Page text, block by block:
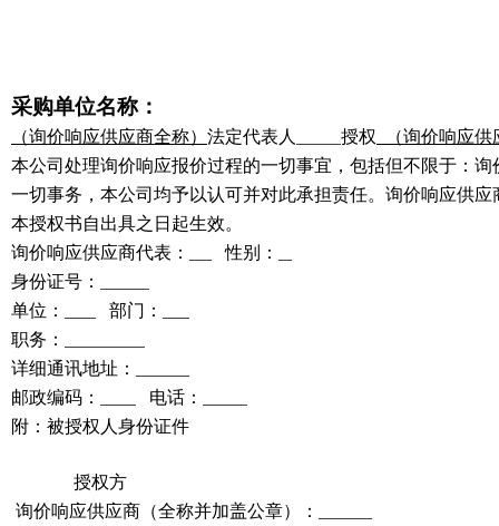
采购单位名称：
（询价响应供应商全称） 法定代表人 授权
（询价响应
本公司处理询价响应报价过程的一切事宜，包括但不限于：
一切事务，本公司均予以认可并对此承担责任。询价响应供
本授权书自出具之日起生效。
询价响应供应商代表：
性别：
身份证号：
单位：
部门：
职务：
详细通讯地址：
邮政编码：
电话：
附：被授权人身份证件
授权方
询价响应供应商（全称并加盖公章）：